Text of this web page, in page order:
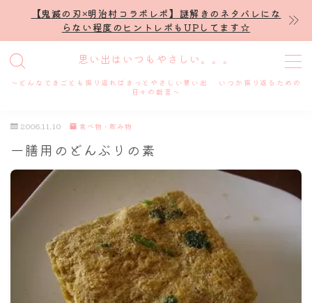
【鬼滅の刃×明治村コラボレポ】謎解きのネタバレにな
らない程度のヒントレポもUPしてます☆
思い出はいつもやさしい。。。
～どんなできごとも振り返ればきっとやさしい思い出 いつか振り返るための
日々の戯言～
MENU
プロフィール
謎解き
ホテル滞在記
舞台・ライブ
2006.11.10 食べ物・飲み物
一膳用のどんぶりの素